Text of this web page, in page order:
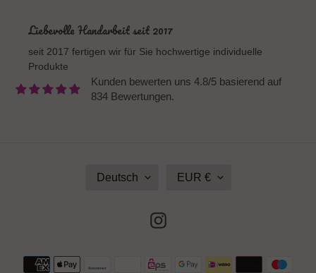
Liebevolle Handarbeit seit 2017
seit 2017 fertigen wir für Sie hochwertige individuelle
Produkte
Kunden bewerten uns 4.8/5 basierend auf
834 Bewertungen.
Deutsch W
R
U
EUR €
Instagram
Zahlungsmethoden